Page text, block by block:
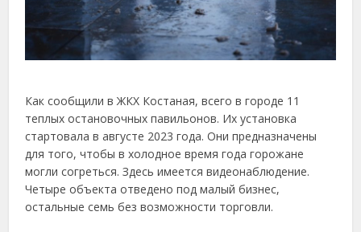
Как сообщили в ЖКХ Костаная, всего в городе 11
теплых остановочных павильонов. Их установка
стартовала в августе 2023 года. Они предназначены
для того, чтобы в холодное время года горожане
могли согреться. Здесь имеется видеонаблюдение.
Четыре объекта отведено под малый бизнес,
остальные семь без возможности торговли.